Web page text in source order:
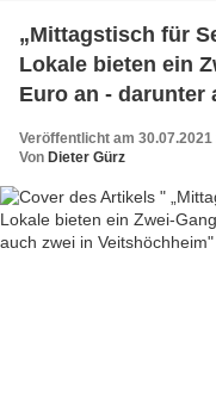
„Mittagstisch für
Lokale bieten ein
Euro an - darunter
Veröffentlicht am 30.07.2021
Von Dieter Gürz